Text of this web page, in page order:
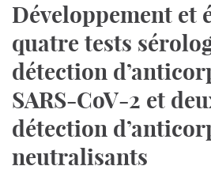
Développement et
quatre tests
détection
SARS-CoV-2 et
détection
neutralisants